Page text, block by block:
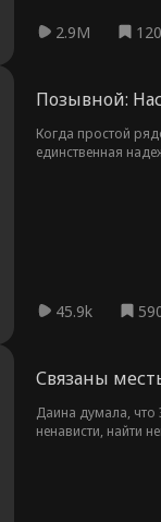
2.9M
Позывной:
Когда простой
единственная
45.9k
Связаны
Даина думала, что
ненависти, найти